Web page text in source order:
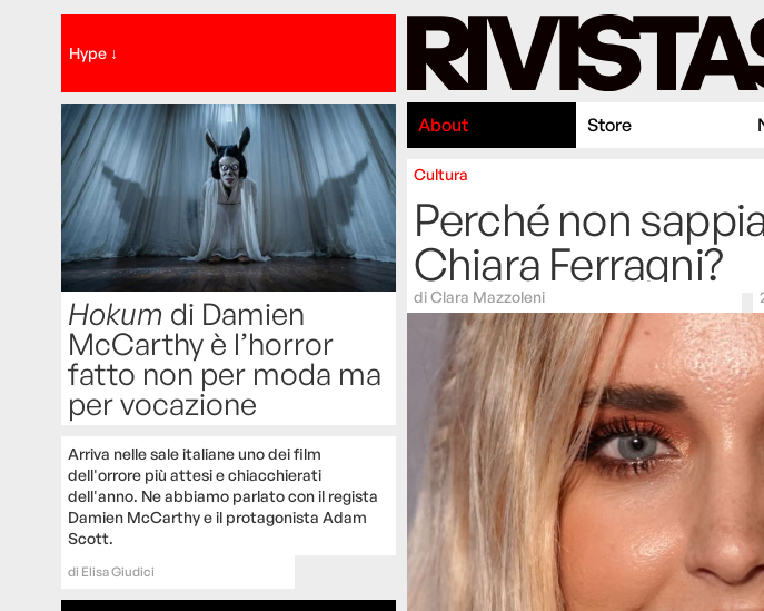
Hype ↓
Hokum di Damien
McCarthy è l’horror
fatto non per moda ma
per vocazione
Arriva nelle sale italiane uno dei film
dell'orrore più attesi e chiacchierati
dell'anno. Ne abbiamo parlato con il regista
Damien McCarthy e il protagonista Adam
Scott.
di Elisa Giudici
About Store
Cultura
Perché non
Chiara Ferragni?
diClara Mazzoleni